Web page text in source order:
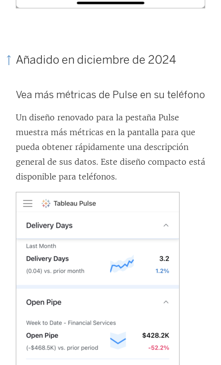
Añadido en diciembre de 2024
Vea más métricas de Pulse en su teléfono
Un diseño renovado para la pestaña Pulse
muestra más métricas en la pantalla para que
pueda obtener rápidamente una descripción
general de sus datos. Este diseño compacto está
disponible para teléfonos.